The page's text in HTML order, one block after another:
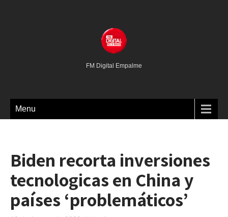
FM Digital Empalme
Menu
Biden recorta inversiones
tecnologicas en China y
países ‘problemáticos’